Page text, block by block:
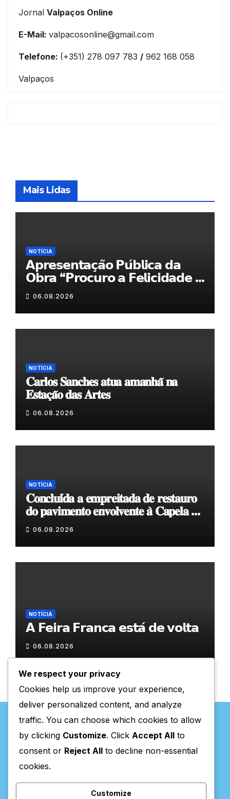
Jornal Valpaços Online
E-Mail: valpacosonline@gmail.com
Telefone: (+351) 278 097 783 / 962 168 058
Valpaços
Mais Lidas
NOTÍCIA
𝗔𝗽𝗿𝗲𝘀𝗲𝗻𝘁𝗮𝗰̧𝗮̃𝗼 𝗣𝘂́𝗯𝗹𝗶𝗰𝗮 𝗱𝗮
𝗢𝗯𝗿𝗮 “𝗣𝗿𝗼𝗰𝘂𝗿𝗼 𝗮 𝗙𝗲𝗹𝗶𝗰𝗶𝗱𝗮𝗱𝗲 𝗲
𝗲𝗹𝗮 𝗺𝗼𝗿𝗮 𝗰𝗼𝗺𝗶𝗴𝗼”
06.08.2026
NOTÍCIA
𝐂𝐚𝐫𝐥𝐨𝐬 𝐒𝐚𝐧𝐜𝐡𝐞𝐬 𝐚𝐭𝐮𝐚 𝐚𝐦𝐚𝐧𝐡𝐚̃ 𝐧𝐚
𝐄𝐬𝐭𝐚𝐜̧𝐚̃𝐨 𝐝𝐚𝐬 𝐀𝐫𝐭𝐞𝐬
06.08.2026
NOTÍCIA
𝐂𝐨𝐧𝐜𝐥𝐮𝐢́𝐝𝐚 𝐚 𝐞𝐦𝐩𝐫𝐞𝐢𝐭𝐚𝐝𝐚 𝐝𝐞 𝐫𝐞𝐬𝐭𝐚𝐮𝐫𝐨
𝐝𝐨 𝐩𝐚𝐯𝐢𝐦𝐞𝐧𝐭𝐨 𝐞𝐧𝐯𝐨𝐥𝐯𝐞𝐧𝐭𝐞 𝐚̀ 𝐂𝐚𝐩𝐞𝐥𝐚 𝐝𝐞
𝐂𝐨𝐯𝐚𝐬
06.08.2026
NOTÍCIA
𝗔 𝗙𝗲𝗶𝗿𝗮 𝗙𝗿𝗮𝗻𝗰𝗮 𝗲𝘀𝘁𝗮́ 𝗱𝗲 𝘃𝗼𝗹𝘁𝗮
06.08.2026
Valpaços Online
We respect your privacy
Cookies help us improve your experience,
deliver personalized content, and analyze
traffic. You can choose which cookies to allow
by clicking Customize. Click Accept All to
consent or Reject All to decline non-essential
cookies.
Customize